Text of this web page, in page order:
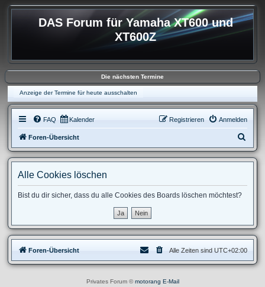
DAS Forum für Yamaha XT600 und
XT600Z
Die nächsten Termine
Anzeige der Termine für heute ausschalten
FAQ Kalender Anmelden
Registrieren
Foren-Übersicht
u
Alle Cookies löschen
Bist du dir sicher, dass du alle Cookies des Boards löschen möchtest?
Foren-Übersicht Alle Zeiten sind UTC+02:00
Privates Forum ©motorang E-Mail